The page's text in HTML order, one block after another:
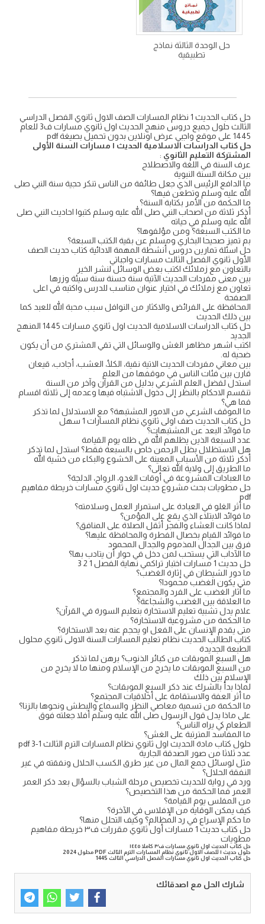
حل الوحدة الثالثة نماذج
تطبيقية
حل كتاب الحديث 1 نظام المسارات الصف الاول ثانوي الفصل الدراسي
الثالث حلول جميع دروس منهج الحديث اول ثانوي مسارات ف3 للعام
1445 على موقع واجبي عرض اونلاين بدون تحميل بصيغة pdf
حل كتاب الدراسات الاسلامية الحديث ١ مسارات السنة الأولى
المشتركة التعليم الثانوي :
عرف السنة في اللغة والاصطلاح
بين مكانة السنة النبوية
ما الدافع الرئيس الذي جعل طائفة من الناس تنكر حجية سنة النبي صلى
الله عليه وسلم وتطعن فيها؟
ما الحكمة من الأمر بكتابة السنة؟
أذكر ثلاثة من اصحاب النبي صلى الله عليه وسلم كتبوا احاديث النبي صلى
الله عليه وسلم في حياته
ما الكتب السبعة؟ ومن مؤلفوها؟
بم تميز صحيحا البخاري ومسلم عن بقية الكتب السبعة؟
حل اسئلة تمارين دروس أنشطة المهمة الادائية كتاب حديث الصف
الأول ثانوي الفصل الثالث مسارات واجباتي
بالتعاون مع زملائك اكتب بعض الوسائل لنشر الخير
بين معنى مفردات الحديث الآتية سنة حسنة سنة سيئة وزرها
تعاون مع زملائك في اختيار عنوان مناسب للدرس واكتبه في اعلى
الصفحة
المحافظة على الفرائض والاكثار من النوافل سبب محبة الله للعبد كما
بين ذلك الحديث
حل كتاب الدراسات الاسلامية الحديث اول ثانوي مسارات 1445 المنهج
الجديد
اكتب اشهر مظاهر الغش والوسائل التي تقي المشتري من أن يكون
ضحية له.
بين معاني مفردات الحديث الاتية نقية، الكلأ، العشب، أجادب، قيعان
قارن بين فئات الناس في موقفها من العلم
استدل لفضل العلم الشرعي بدليل من القرآن وآخر من السنة
تنقسم الاحكام بالنظر إلى دخول الاشتباه فيها وعدمه إلى ثلاثة اقسام
فما هي؟
ما الموقف الشرعي من الامور المشتبهة؟ مع الاستدلال لما تذكر
حل كتاب الحديث صف اولى ثانوي نظام المسارات 1 سهل
ما فوائد البعد عن المشتبهات؟
عدد السبعة الذين يظلهم الله في ظله يوم القيامة
هل الاستظلال بظل الرحمن خاص بالسبعة فقط؟ استدل لما تذكر
أذكر ثلاثة من الأسباب المعينة على الخشوع والبكاء من خشية الله
ما الطريق إلى ولاية الله تعالى؟
ما العبادات المشروعة في أوقات الغدو، الرواح، الدلجة؟
حل مطويات بحث مشروع حديث اول ثانوي مسارات خريطة مفاهيم
pdf
ما أثر الغلو في العبادة على استمرار العمل وسلامته؟
ما فوائد الابتلاء الذي يقع على المؤمن؟
لماذا كانت العشاء والفجر أثقل الصلاة على المنافق؟
ما فوائد القيام بخصال الفطرة والمحافظة عليها؟
فرق بين الجدال المذموم والجدال المحمود
ما الآداب التي يستحب لمن دخل في حوار أن يتادب بها؟
حل حديث 1 مسارات اختبار تراكمي نهاية الفصل 1 2 3
ما دور الشيطان في إثارة الغضب؟
متى يكون الغضب محمودا؟
ما آثار الغضب على الفرد والمجتمع؟
ما العلاقة بين الغضب والشجاعة؟
علام يدل تشبية تعليم الاستخارة بتعليم السورة في القرآن؟
ما الحكمة من مشروعية الاستخارة؟
متى يقدم الإنسان على الفعل او يحجم عنه بعد الاستخارة؟
كتاب الطالب الحديث نظام تعليم المسارات السنة الاولى ثانوي محلول
الطبعة الجديدة
هل السبع الموبقات من كبائر الذنوب؟ برهن لما تذكر
من السبع الموبقات ما يخرج من الإسلام ومنها ما لا يخرج من
الإسلام بين ذلك
لماذا بدأ بالشرك عند ذكر السبع الموبقات؟
ما أثر العفة والاستقامة على أخلاقيات المجتمع؟
ما الحكمة من تسمية معاصي النظر والسماع والبطش ونحوها بالزنا؟
على ماذا يدل قول الرسول صلى الله عليه وسلم أفلا جعلته فوق
الطعام كي يراه الناس؟
ما المفاسد المترتبة على الغش؟
حلول كتاب مادة الحديث اول ثانوي نظام المسارات الترم الثالث 1-3 pdf
عدد ثلاثا من صور الصدقة الجارية
مثل لوسائل جمع المال من غير طرق الكسب الحلال ونفقته في غير
النفقة الحلال؟
ورد في رواية للحديث تخصيص مرحلة الشباب بالسؤال بعد ذكر العمر
العمر فما الحكمة من هذا التخصيص؟
من المفلس يوم القيامة؟
كيف يمكن الوقاية من الإفلاس في الآخرة؟
ما حكم الإسراع في رد المظالم؟ وكيف التحلل منها؟
حل كتاب حديث 1 مسارات أول ثانوي مقررات ف٣ خريطة مفاهيم
مطويات
حل كتاب الحديث اول ثانوي مسارات ف٣ كاملا ١٤٤٥
حلول حديث ١ للصف الاول ثانوي نظام المسارات الترم الثالث PDF محلول 2024
حل كتاب الحديث اول ثانوي مسارات الفصل الدراسي الثالث 1445
شارك الحل مع اصدقائك